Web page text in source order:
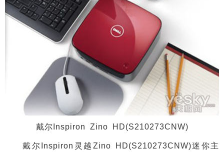
戴尔Inspiron Zino HD(S210273CNW)
戴尔Inspiron灵越Zino HD(S210273CNW)迷你主